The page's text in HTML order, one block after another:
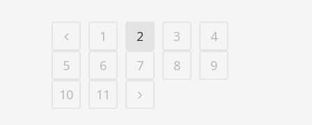
1 2 3
4
5
6 7 8
9
10
11